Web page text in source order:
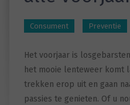
Consument Preventie
Het voorjaar is
het mooie lenteweer komt
trekken erop uit en gaan
passies te genieten. Of u